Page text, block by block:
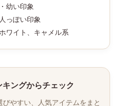
幼い印象
っぽい印象
ワイト、キャメル系
ングからチェック
やすい、人気アイテムをまと